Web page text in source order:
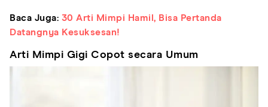
Baca Juga: 30 Arti Mimpi Hamil, Bisa Pertanda
Datangnya Kesuksesan!
Arti Mimpi Gigi Copot secara Umum